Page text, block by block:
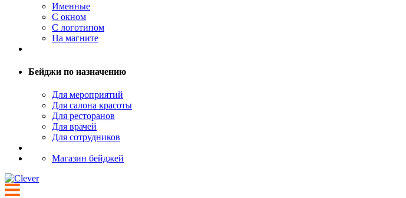
Именные
С окном
С логотипом
На магните
Бейджи по назначению
Для мероприятий
Для салона красоты
Для ресторанов
Для врачей
Для сотрудников
Магазин бейджей